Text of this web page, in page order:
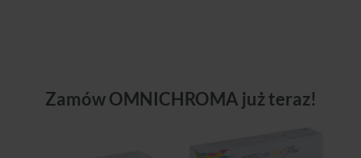
Zamów OMNICHROMA już teraz!